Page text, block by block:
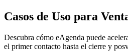
Casos de Uso para
Descubra cómo eAgenda puede
el primer contacto hasta el cierre y